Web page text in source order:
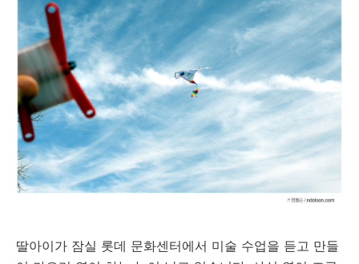
딸아이가 잠실 롯데 문화센터에서 미술 수업을 듣고 만들